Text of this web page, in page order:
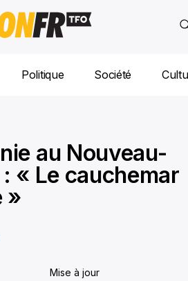
Politique Société
au Nouveau-
« Le cauchemar
»
Mise à jour